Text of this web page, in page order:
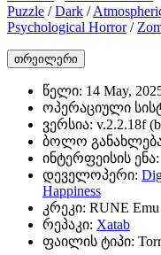
Puzzle /Dark /
Psychological Horror/
თრეილერი
წელი: 14 May,
ოპერაციული
ვერსია: v.2.2.18f
ბოლო
ინტერფეისის ენა:
დეველოპერი:
Happiness
კრეკი: RUNE Emu
რეპაკი: Xatab
ფაილის ტიპი: